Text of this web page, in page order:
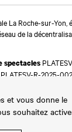
La Roche-sur-Yon,
de la
spectacles
R-2025-
et vous donne le
souhaitez